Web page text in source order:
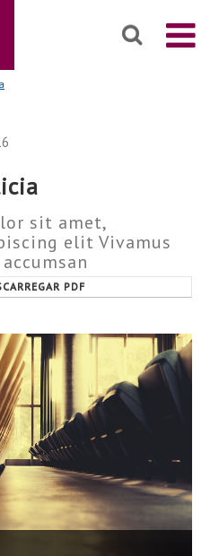
sit amet,
elit Vivamus
PDF